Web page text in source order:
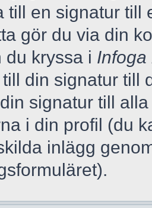
till en signatur till
gör du via din
du kryssa i Infoga
din signatur till
signatur till
i din profil (du
inlägg